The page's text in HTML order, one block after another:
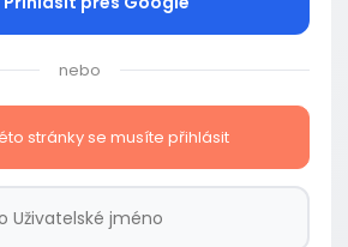
nebo
stránky se musíte přihlásit